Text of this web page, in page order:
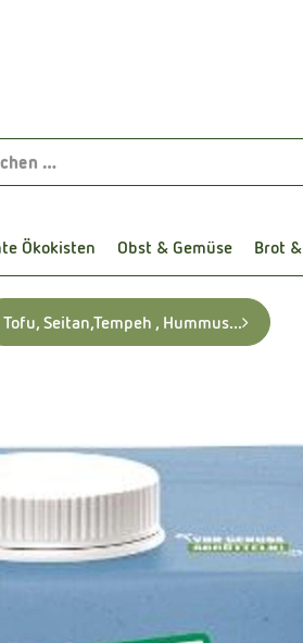
Ökokisten Obst & Gemüse Brot
Tofu, Seitan,Tempeh , Hummus...